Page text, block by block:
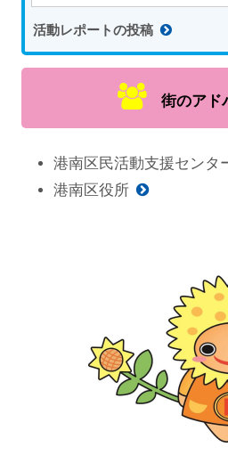
活動レポートの投稿
街のアド
港南区民活動支援センタ
港南区役所